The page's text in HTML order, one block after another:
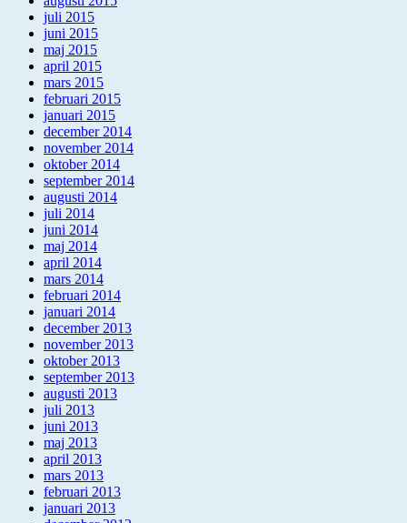
juli 2015
juni 2015
maj 2015
april 2015
mars 2015
februari 2015
januari 2015
december 2014
november 2014
oktober 2014
september 2014
augusti 2014
juli 2014
juni 2014
maj 2014
april 2014
mars 2014
februari 2014
januari 2014
december 2013
november 2013
oktober 2013
september 2013
augusti 2013
juli 2013
juni 2013
maj 2013
april 2013
mars 2013
februari 2013
januari 2013